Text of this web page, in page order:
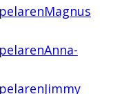
Magnus
Anna-
Jimmy